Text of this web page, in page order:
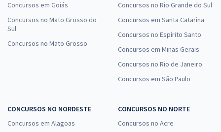
Comprar
DEGASE - Departamento Geral de Ações Socioeducativas do Rio de
Janeiro - Conhecimentos Específicos para Agente de Segurança
Socioeducativa
Economize R$ 65,96 (-20%)
Concursos em Goiás
Concursos no Mato Grosso do
Sul
Concursos no Mato Grosso
Concursos no Rio Grande do Sul
Concursos em Santa Catarina
Concursos no Espírito Santo
Concursos em Minas Gerais
Concursos no Rio de Janeiro
Concursos em São Paulo
CONCURSOS NO NORDESTE
Concursos em Alagoas
CONCURSOS NO NORTE
Concursos no Acre